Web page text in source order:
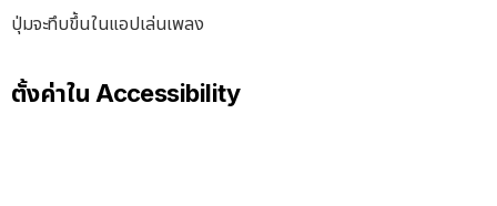
ปุ่มจะทึบขึ้นในแอปเล่นเพลง
ตั้งค่าใน Accessibility